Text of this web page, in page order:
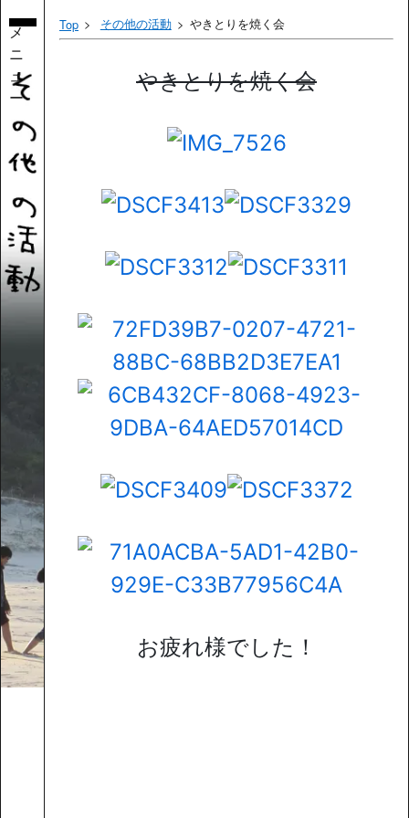
メ
ニ
ュ
ー
Top その他の活動 やきとりを焼く会
やきとりを焼く会
お疲れ様でした！